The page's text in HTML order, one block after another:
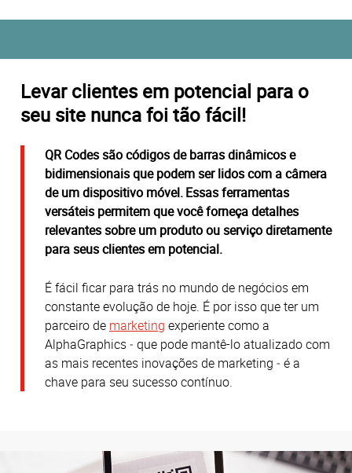
Levar clientes em potencial para o
seu site nunca foi tão fácil!
QRCodes são códigos de barras dinâmicos e
bidimensionais que podem ser lidos com a câmera
de um dispositivo móvel. Essas ferramentas
versáteis permitem que você forneça detalhes
relevantes sobre um produto ou serviço diretamente
para seus clientes em potencial.
É fácil ficar para trás no mundo de negócios em
constante evolução de hoje. É por isso que ter um
parceiro de marketing experiente como a
AlphaGraphics ‒ que pode mantê-lo atualizado com
as mais recentes inovações de marketing ‒ é a
chave para seu sucesso contínuo.